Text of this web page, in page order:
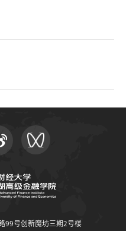
99号创新魔坊三期2号楼